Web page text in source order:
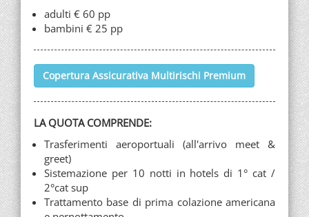
adulti € 60 pp
bambini € 25 pp
Copertura Assicurativa Multirischi Premium
LA QUOTA COMPRENDE:
Trasferimenti aeroportuali (all'arrivo meet &
greet)
Sistemazione per 10 notti in hotels di 1° cat /
2°cat sup
Trattamento base di prima colazione americana